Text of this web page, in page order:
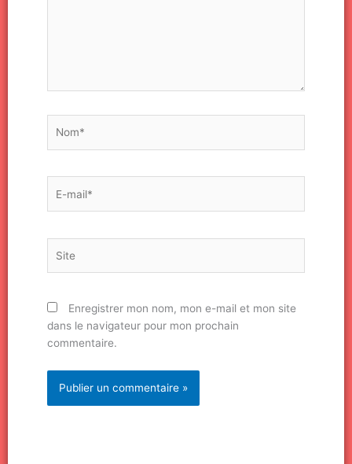
mail*
Enregistrer mon nom, mon e-mail et mon site
dans le navigateur pour mon prochain
commentaire.